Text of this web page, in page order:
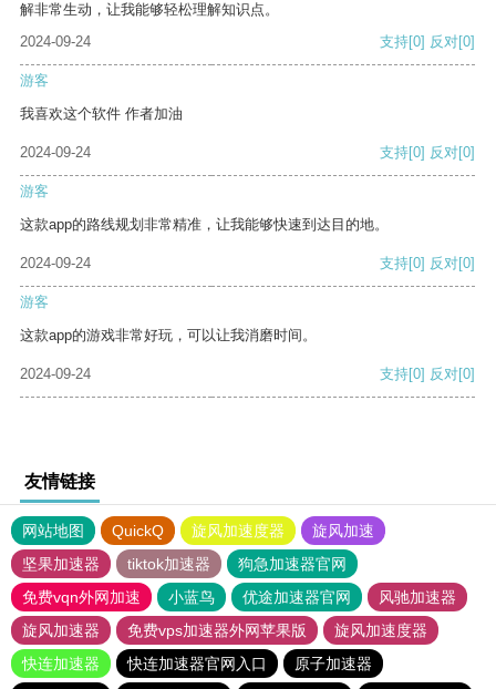
解非常生动，让我能够轻松理解知识点。
2024-09-24
支持[0] 反对[0]
游客
我喜欢这个软件 作者加油
2024-09-24 支持[0] 反对[0]
游客
这款app的路线规划非常精准，让我能够快速到达目的地。
2024-09-24 支持[0] 反对[0]
游客
这款app的游戏非常好玩，可以让我消磨时间。
2024-09-24 支持[0] 反对[0]
友情链接
网站地图 QuickQ 旋风加速度器
旋风加速
坚果加速器
tiktok加速器
狗急加速器官网
免费vqn外网加速
小蓝鸟 优途加速器官网
风驰加速器
旋风加速器
免费vps加速器外网苹果版
旋风加速度器
快连加速器
快连加速器官网入口
原子加速器